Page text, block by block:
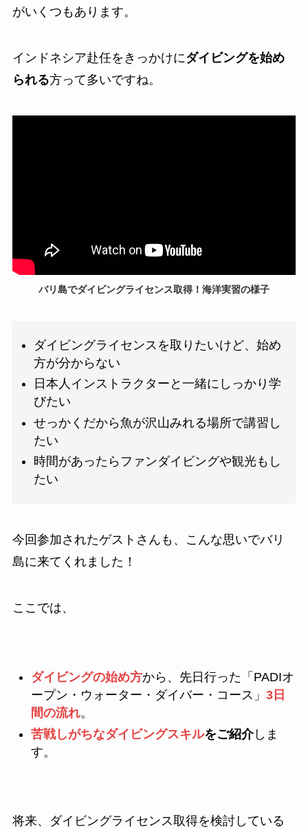
がいくつもあります。
インドネシア赴任をきっかけにダイビングを始め
られる方って多いですね。
バリ島でダイビングライセンス取得！海洋実習の様子
ダイビングライセンスを取りたいけど、始め
方が分からない
日本人インストラクターと一緒にしっかり学
びたい
せっかくだから魚が沢山みれる場所で講習し
たい
時間があったらファンダイビングや観光もし
たい
今回参加されたゲストさんも、こんな思いでバリ
島に来てくれました！
ここでは、
ダイビングの始め方から、先日行った「PADIオ
ープン・ウォーター・ダイバー・コース」 3日
間の流れ。
苦戦しがちなダイビングスキルをご紹介しま
す。
将来、ダイビングライセンス取得を検討している